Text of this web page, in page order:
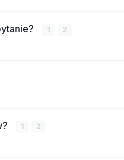
1 2
1 2